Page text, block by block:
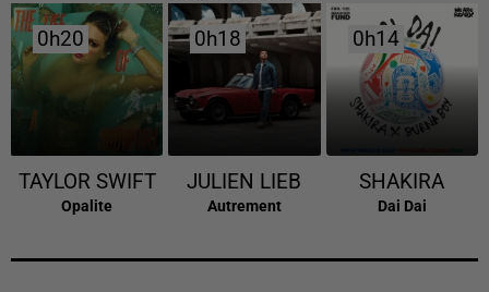
0h20
0h20
TAYLOR SWIFT
Opalite
0h18
0h18
JULIEN LIEB
Autrement
0h14
0h14
SHAKIRA
Dai Dai